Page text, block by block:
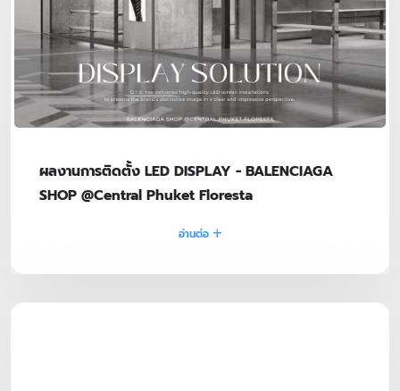
ผลงานการติดตั้ง LED DISPLAY - BALENCIAGA
SHOP @Central Phuket Floresta
อ่านต่อ